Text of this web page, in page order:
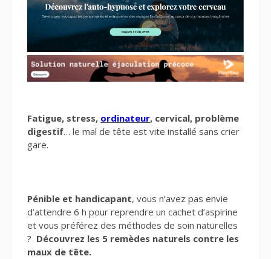
Fatigue, stress, ordinateur, cervical, problème
digestif… le mal de tête est vite installé sans crier
gare.
Pénible et handicapant, vous n’avez pas envie
d’attendre 6 h pour reprendre un cachet d’aspirine
et vous préférez des méthodes de soin naturelles
? Découvrez les 5 remèdes naturels contre les
maux de tête.